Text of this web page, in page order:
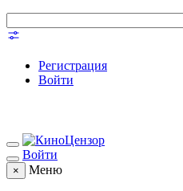
Регистрация
Войти
Войти
× Меню